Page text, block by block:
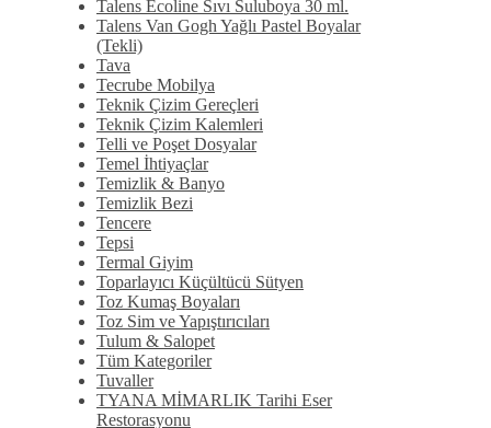
Talens Ecoline Sıvı Suluboya 30 ml.
Talens Van Gogh Yağlı Pastel Boyalar
(Tekli)
Tava
Tecrube Mobilya
Teknik Çizim Gereçleri
Teknik Çizim Kalemleri
Telli ve Poşet Dosyalar
Temel İhtiyaçlar
Temizlik & Banyo
Temizlik Bezi
Tencere
Tepsi
Termal Giyim
Toparlayıcı Küçültücü Sütyen
Toz Kumaş Boyaları
Toz Sim ve Yapıştırıcıları
Tulum & Salopet
Tüm Kategoriler
Tuvaller
TYANA MİMARLIK Tarihi Eser
Restorasyonu